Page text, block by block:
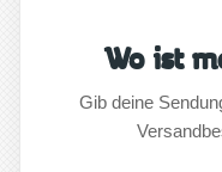
Wo ist
Gib deine